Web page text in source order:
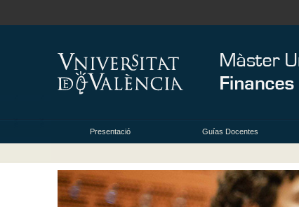
Presentació Guías Docentes